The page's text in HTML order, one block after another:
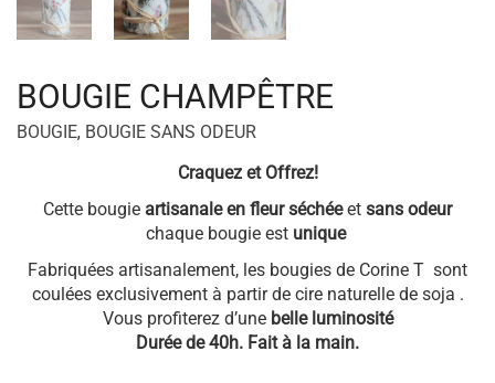
BOUGIE CHAMPÊTRE
BOUGIE, BOUGIE SANS ODEUR
Craquez et Offrez!
Cette bougie artisanale en fleurséchéeet sans odeur
chaque bougie est unique
Fabriquées artisanalement, les bougies de Corine T sont
coulées exclusivement à partir de cire naturelle de soja .
Vous profiterez d’une belle luminosité
Durée de 40h. Fait à la main.